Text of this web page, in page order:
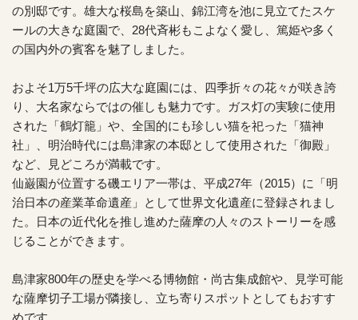
の別邸です。雄大な桜島を築山、錦江湾を池に見立てたスケ
ールの大きな庭園で、28代斉彬もこよなく愛し、篤姫や多く
の国内外の賓客を魅了しました。
およそ1万5千坪の広大な庭園には、四季折々の花々が咲き誇
り、大名家ならではの催しも魅力です。ガス灯の実験に使用
された「鶴灯籠」や、全国的にも珍しい猫を祀った「猫神
社」、明治時代には島津家の本邸として使用された「御殿」
など、見どころが満載です。
仙巌園が位置する磯エリア一帯は、平成27年（2015）に「明
治日本の産業革命遺産」として世界文化遺産に登録されまし
た。日本の近代化を推し進めた薩摩の人々のストーリーを感
じることができます。
島津家800年の歴史を学べる博物館・尚古集成館や、見学可能
な薩摩切子工場が隣接し、立ち寄りスポットとしてもおすす